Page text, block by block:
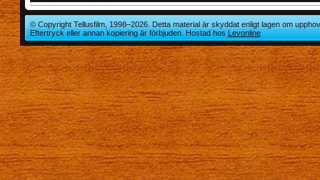
© Copyright Tellusfilm, 1998–2026. Detta material är skyddat enligt lagen om
Eftertryck eller annan kopiering är förbjuden. Hostad hosLevonline